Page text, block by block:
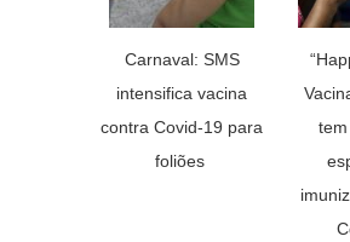
Carnaval: SMS
intensifica vacina
contra Covid-19 para
foliões